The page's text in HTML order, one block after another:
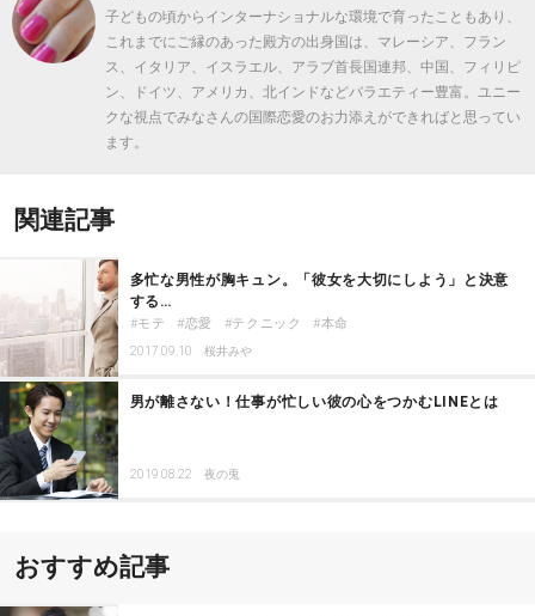
子どもの頃からインターナショナルな環境で育ったこともあり、
これまでにご縁のあった殿方の出身国は、マレーシア、フラン
ス、イタリア、イスラエル、アラブ首長国連邦、中国、フィリピ
ン、ドイツ、アメリカ、北インドなどバラエティー豊富。ユニー
クな視点でみなさんの国際恋愛のお力添えができればと思ってい
ます。
関連記事
多忙な男性が胸キュン。「彼女を大切にしよう」と決意
する…
モテ 恋愛 テクニック 本命
2017.09.10 桜井みや
男が離さない！仕事が忙しい彼の心をつかむLINEとは
2019.08.22 夜の兎
おすすめ記事